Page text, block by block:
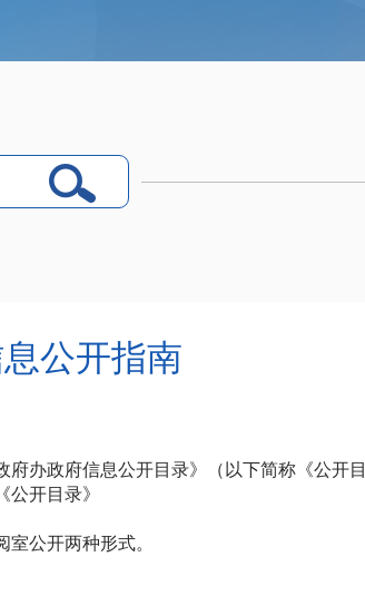
公开指南
办政府信息公开目录》（以下简称《公开目
开目录》
公开两种形式。